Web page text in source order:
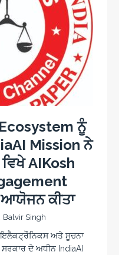
ਨੂੰ
Mission ਨੇ
AIKosh
ਕੀਤਾ
Balvir Singh
ਇਲੈਕਟ੍ਰੌਨਿਕਸ ਅਤੇ ਸੂਚਨਾ
ਦੇ ਅਧੀਨ IndiaAI